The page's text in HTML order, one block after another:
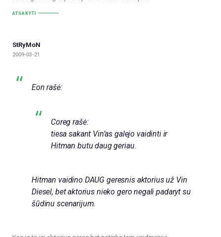
ATSAKYTI
StRyMoN
2009-03-21
Eon rašė:
Coreg rašė:
tiesa sakant Vin’as galejo vaidinti ir
Hitman butu daug geriau.
Hitman vaidino DAUG geresnis aktorius už Vin
Diesel, bet aktorius nieko gero negali padaryt su
šūdinu scenarijum.